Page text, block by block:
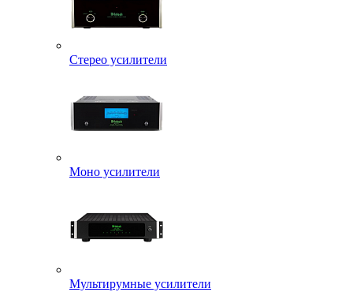
Стерео усилители
Моно усилители
Мультирумные усилители